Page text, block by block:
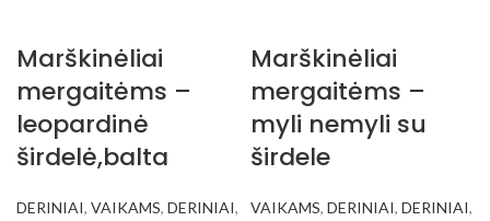
Marškinėliai
mergaitėms –
leopardinė
širdelė,balta
DERINIAI, VAIKAMS, DERINIAI,
Marškinėliai
mergaitėms –
myli nemyli su
širdele
VAIKAMS, DERINIAI, DERINIAI,